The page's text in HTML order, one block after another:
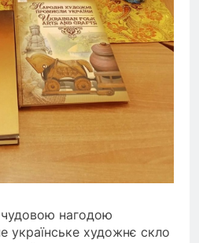
чудовою нагодою
українське художнє скло